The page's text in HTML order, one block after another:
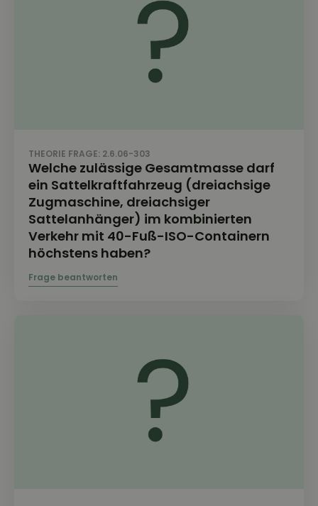
THEORIE FRAGE: 2.6.06-303
Welche zulässige Gesamtmasse darf
ein Sattelkraftfahrzeug (dreiachsige
Zugmaschine, dreiachsiger
Sattelanhänger) im kombinierten
Verkehr mit 40-Fuß-ISO-Containern
höchstens haben?